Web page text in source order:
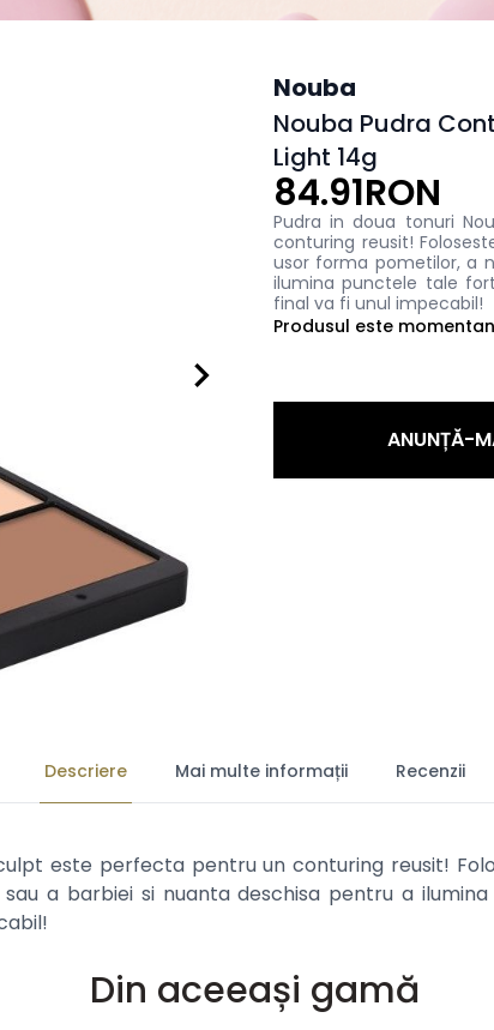
Nouba
Nouba Pudra
Light 14g
84.91RON
Pudra in doua tonuri
conturing reusit!
usor forma pometilor, a
ilumina punctele tale
final va fi unul impecabil!
Produsul este
ANUNȚĂ-
Descriere Mai multe informații Recenzii
este perfecta pentru un conturing reusit!
a barbiei si nuanta deschisa pentru a
Din aceeași gamă